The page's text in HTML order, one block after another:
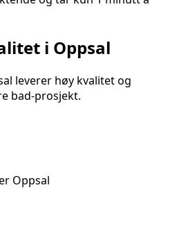
i Oppsal
leverer høy kvalitet og
bad-prosjekt.
Oppsal